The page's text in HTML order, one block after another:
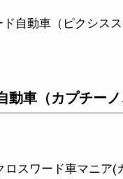
ド自動車（ピクシス
動車（カプチー
ロスワード車マニア